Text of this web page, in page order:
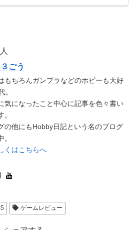
ごう
もちろんガンプラなどのホビーも大好
。
気になったこと中心に記事を色々書い
の他にもHobby日記という名のブログ
。
くはこちらへ
ゲームレビュー